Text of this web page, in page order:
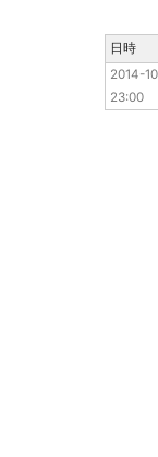
2014-
日時
2014-
23:00
日時